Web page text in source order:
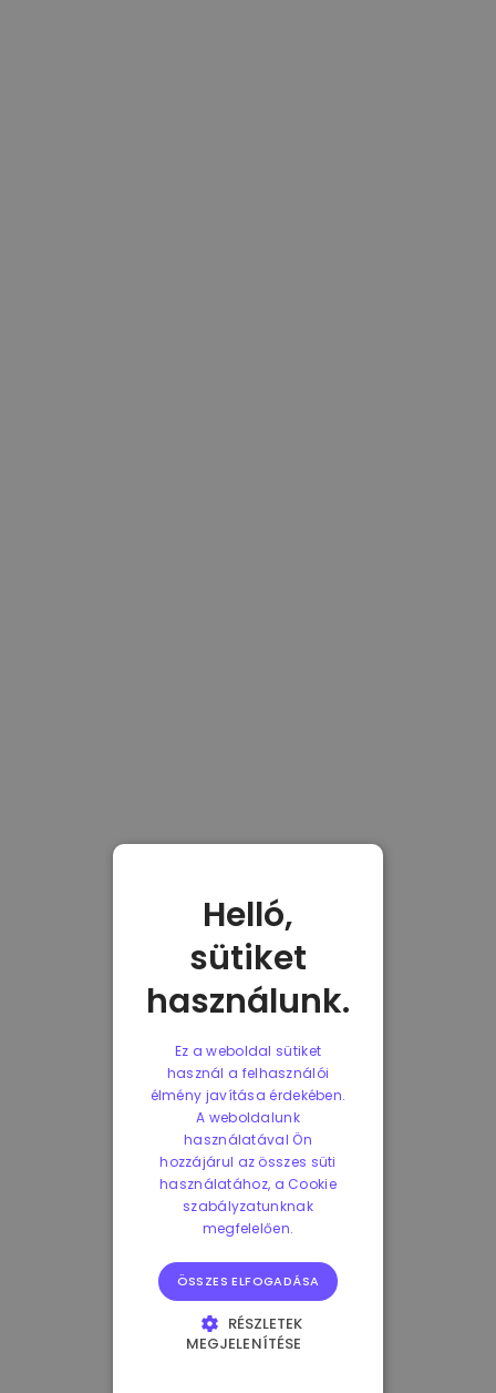
Helló,
sütiket
használunk.
Ez a weboldal sütiket
használ a felhasználói
élmény javítása érdekében.
A weboldalunk
használatával Ön
hozzájárul az összes süti
használatához, a Cookie
szabályzatunknak
megfelelően.
ÖSSZES ELFOGADÁSA
RÉSZLETEK
MEGJELENÍTÉSE